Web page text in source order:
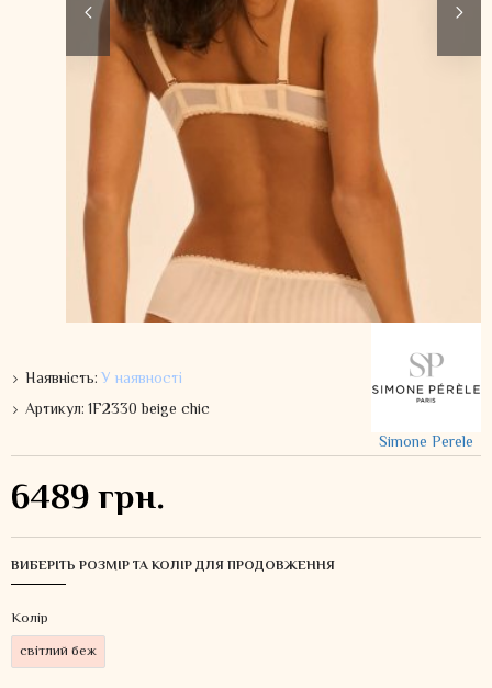
Наявність:У наявності
Артикул:1F2330 beige chic
Simone Perele
6489 грн.
ВИБЕРІТЬ РОЗМІР ТА КОЛІР ДЛЯ ПРОДОВЖЕННЯ
Колiр
світлий беж